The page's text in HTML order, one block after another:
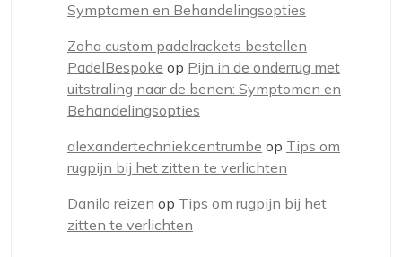
Symptomen en Behandelingsopties
Zoha custom padelrackets bestellen
PadelBespoke op Pijn in de onderrug met
uitstraling naar de benen: Symptomen en
Behandelingsopties
alexandertechniekcentrumbe op Tips om
rugpijn bij het zitten te verlichten
Danilo reizen op Tips om rugpijn bij het
zitten te verlichten